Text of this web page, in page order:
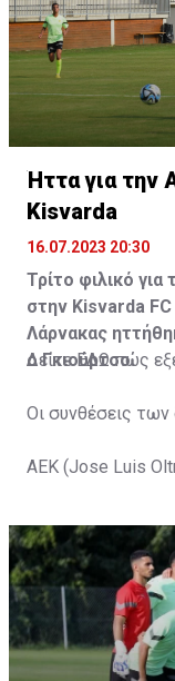
Ήττα για την
Kisvarda
16.07.2023 20:30
Τρίτο φιλικό
στην Kisvarda
Λάρνακας
ο Γκιούρτσο.
ΔείτεΕΔΩπώς
Οι συνθέσεις
ΑΕΚ (Jose Luis
Gyurcso),
Tomovic),
Τζιωρτζής (65'
Στον πάγκο: Piric,
Faraj, Lopes,